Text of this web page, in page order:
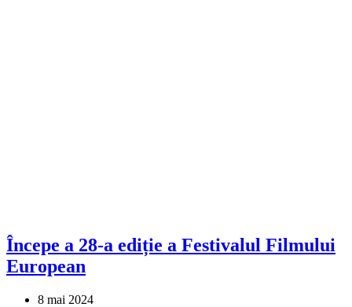
Începe a 28-a ediție a Festivalul Filmului
European
8 mai 2024